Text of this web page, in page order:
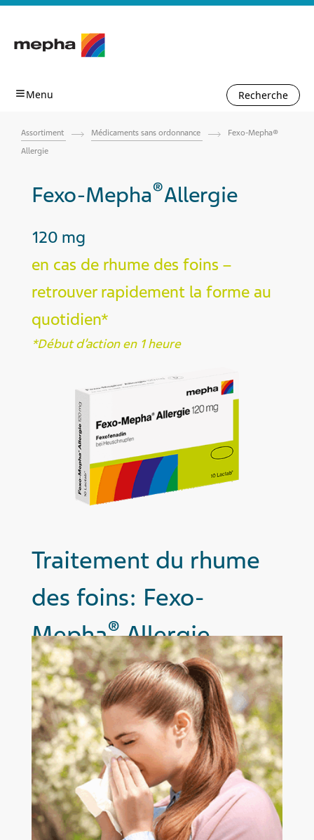
Recherche
Assortiment Médicaments sans ordonnance
Fexo-Mepha®
Allergie
Fexo-Mepha®Allergie
120 mg
en cas de rhume des foins –
retrouver rapidement la forme au
quotidien*
*Début d’action en 1 heure
Traitement du rhume
des foins: Fexo-
Mepha®Allergie